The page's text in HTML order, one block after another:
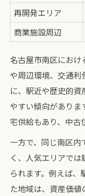
再開発エリア
商業施設周辺
名古屋市南区にお
や周辺環境、交通利
に、駅近や歴史的
やすい傾向がありま
宅供給もあり、中古
一方で、同じ南区
く、人気エリアで
られます。例えば
た地域は、資産価値